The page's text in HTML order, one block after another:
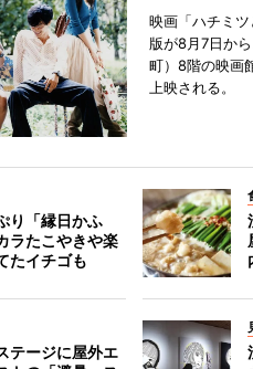
映画「ハチミ
版が8月7日か
町）8階の映画
上映される。
り「縁日かふ
ラたこやきや楽
たイチゴも
テージに屋外エ